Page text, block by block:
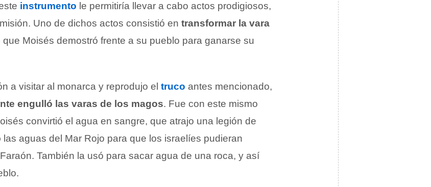
instrumento le permitiría llevar a cabo actos prodigiosos,
Uno de dichos actos consistió en transformar la vara
que Moisés demostró frente a su pueblo para ganarse su
a visitar al monarca y reprodujo el truco antes mencionado,
engulló las varas de los magos. Fue con este mismo
convirtió el agua en sangre, que atrajo una legión de
las aguas del Mar Rojo para que los israelíes pudieran
También la usó para sacar agua de una roca, y así